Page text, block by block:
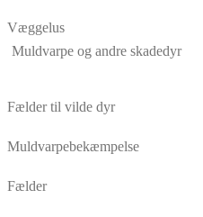
Væggelus
Muldvarpe og andre skadedyr
Fælder til vilde dyr
Muldvarpebekæmpelse
Fælder